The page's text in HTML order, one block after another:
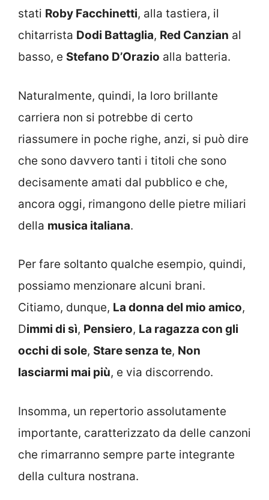
stati Roby Facchinetti, alla tastiera, il
chitarrista Dodi Battaglia, Red Canzian al
basso, e Stefano D’Orazio alla batteria.
Naturalmente, quindi, la loro brillante
carriera non si potrebbe di certo
riassumere in poche righe, anzi, si può dire
che sono davvero tanti i titoli che sono
decisamente amati dal pubblico e che,
ancora oggi, rimangono delle pietre miliari
della musica italiana.
Per fare soltanto qualche esempio, quindi,
possiamo menzionare alcuni brani.
Citiamo, dunque, La donna del mio amico,
Dimmi di sì, Pensiero, La ragazza con gli
occhi di sole, Stare senza te, Non
lasciarmi mai più, e via discorrendo.
Insomma, un repertorio assolutamente
importante, caratterizzato da delle canzoni
che rimarranno sempre parte integrante
della cultura nostrana.